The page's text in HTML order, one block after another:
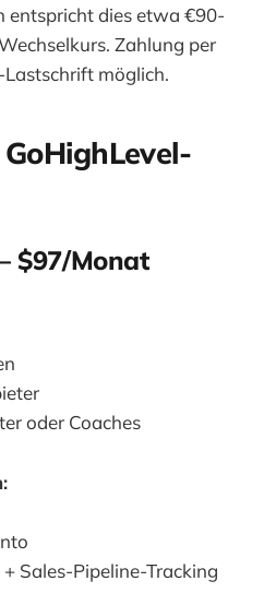
entspricht dies etwa €90-
Zahlung per
möglich.
$97/Monat
oder Coaches
Sales-Pipeline-Tracking